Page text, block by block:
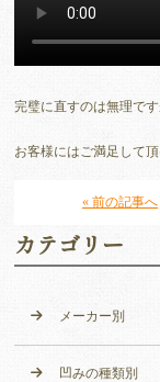
完璧に直すのは無理で
お客様にはご満足して頂
« 前の記事へ
カテゴリー
メーカー別
凹みの種類別